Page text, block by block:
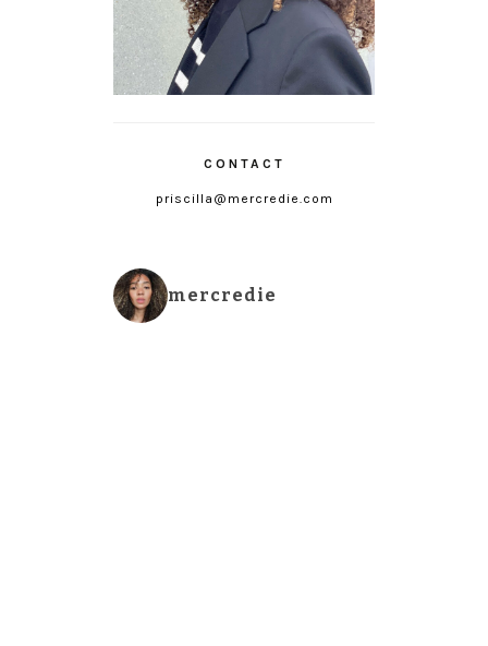
CONTACT
priscilla@mercredie.com
mercredie